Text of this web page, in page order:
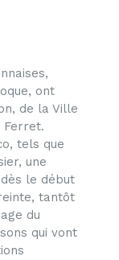
ont
de la Ville
Ferret.
tels que
une
le début
tantôt
du
qui vont